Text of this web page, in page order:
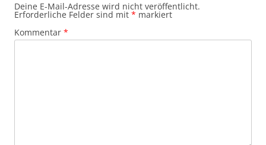
Deine E-Mail-Adresse wird nicht veröffentlicht.
Erforderliche Felder sind mit * markiert
Kommentar *